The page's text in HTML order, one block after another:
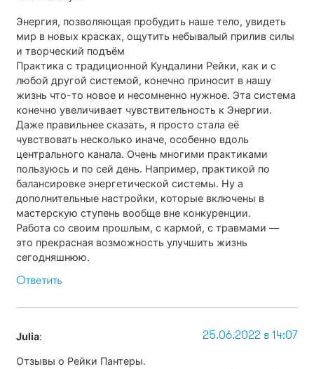
Энергия, позволяющая пробудить наше тело, увидеть
мир в новых красках, ощутить небывалый прилив силы
и творческий подъём
Практика с традиционной Кундалини Рейки, как и с
любой другой системой, конечно приносит в нашу
жизнь что-то новое и несомненно нужное. Эта система
конечно увеличивает чувствительность к Энергии.
Даже правильнее сказать, я просто стала её
чувствовать несколько иначе, особенно вдоль
центрального канала. Очень многими практиками
пользуюсь и по сей день. Например, практикой по
балансировке энергетической системы. Ну а
дополнительные настройки, которые включены в
мастерскую ступень вообще вне конкуренции.
Работа со своим прошлым, с кармой, с травмами —
это прекрасная возможность улучшить жизнь
сегодняшнюю.
Ответить
Julia: 25.06.2022 в 14:07
Отзывы о Рейки Пантеры.